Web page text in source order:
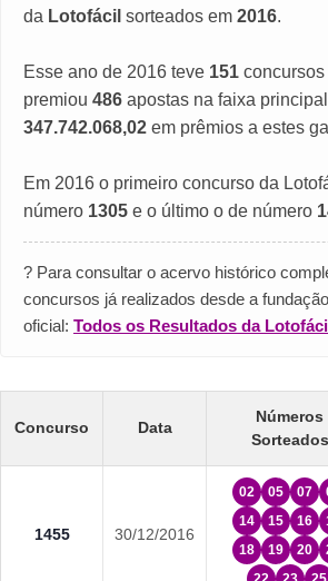
da Lotofácil sorteados em 2016.
Esse ano de 2016 teve 151
premiou 486 apostas na faixa
347.742.068,02 em prêmios a estes
Em 2016 o primeiro concurso da
número 1305 e o último o de número
? Para consultar o acervo histórico
concursos já realizados desde a
oficial: Todos os Resultados da Lotofácil
Concurso Data
Números
Sorteados
1455 30/12/2016
02 05 07
14
15 16
18
19 20